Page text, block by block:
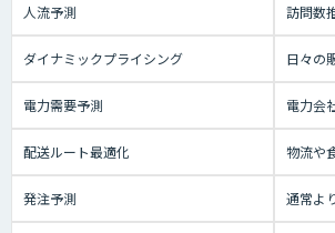
人流予測 訪問数
ダイナミックプライシング 日々の
電力需要予測 電力会
配送ルート最適化 物流や
発注予測 通常よ